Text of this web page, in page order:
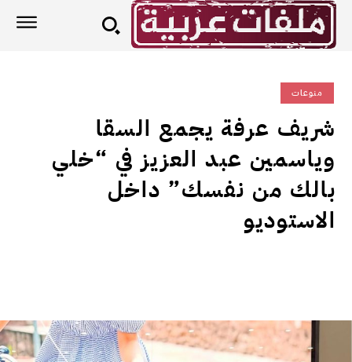
منوعات
شريف عرفة يجمع السقا
وياسمين عبد العزيز في “خلي
بالك من نفسك” داخل
الاستوديو